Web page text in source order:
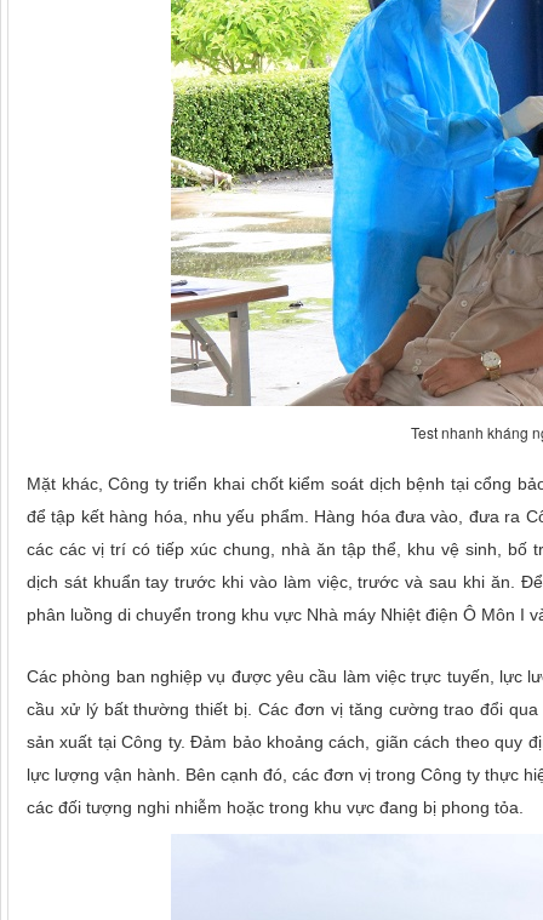
Test nhanh kháng
Mặt khác, Công ty triển khai chốt kiểm soát dịch bệnh tại cổng
để tập kết hàng hóa, nhu yếu phẩm. Hàng hóa đưa vào, đưa ra
các các vị trí có tiếp xúc chung, nhà ăn tập thể, khu vệ sinh,
dịch sát khuẩn tay trước khi vào làm việc, trước và sau khi ăn.
phân luồng di chuyển trong khu vực Nhà máy Nhiệt điện Ô Môn I
Các phòng ban nghiệp vụ được yêu cầu làm việc trực tuyến, lực
cầu xử lý bất thường thiết bị. Các đơn vị tăng cường trao đổi
sản xuất tại Công ty. Đảm bảo khoảng cách, giãn cách theo quy
lực lượng vận hành. Bên cạnh đó, các đơn vị trong Công ty thực
các đối tượng nghi nhiễm hoặc trong khu vực đang bị phong tỏa.